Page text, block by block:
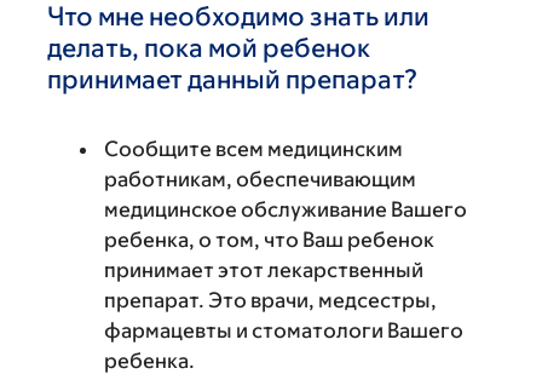
Что мне необходимо знать или
делать, пока мой ребенок
принимает данный препарат?
Сообщите всем медицинским
работникам, обеспечивающим
медицинское обслуживание Вашего
ребенка, о том, что Ваш ребенок
принимает этот лекарственный
препарат. Это врачи, медсестры,
фармацевты и стоматологи Вашего
ребенка.